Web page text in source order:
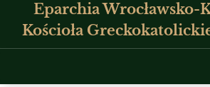
Eparchia Wrocławsko-
Kościoła